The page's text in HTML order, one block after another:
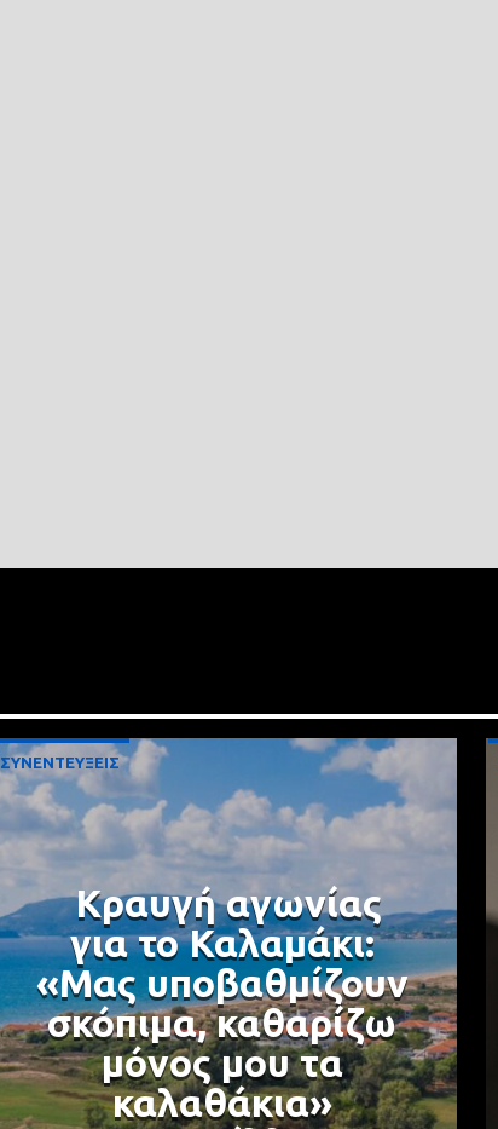
ΣΥΝΕΝΤΕΥΞΕΙΣ
Κραυγή αγωνίας
για το Καλαμάκι:
«Μας υποβαθμίζουν
σκόπιμα, καθαρίζω
μόνος μου τα
καλαθάκια»